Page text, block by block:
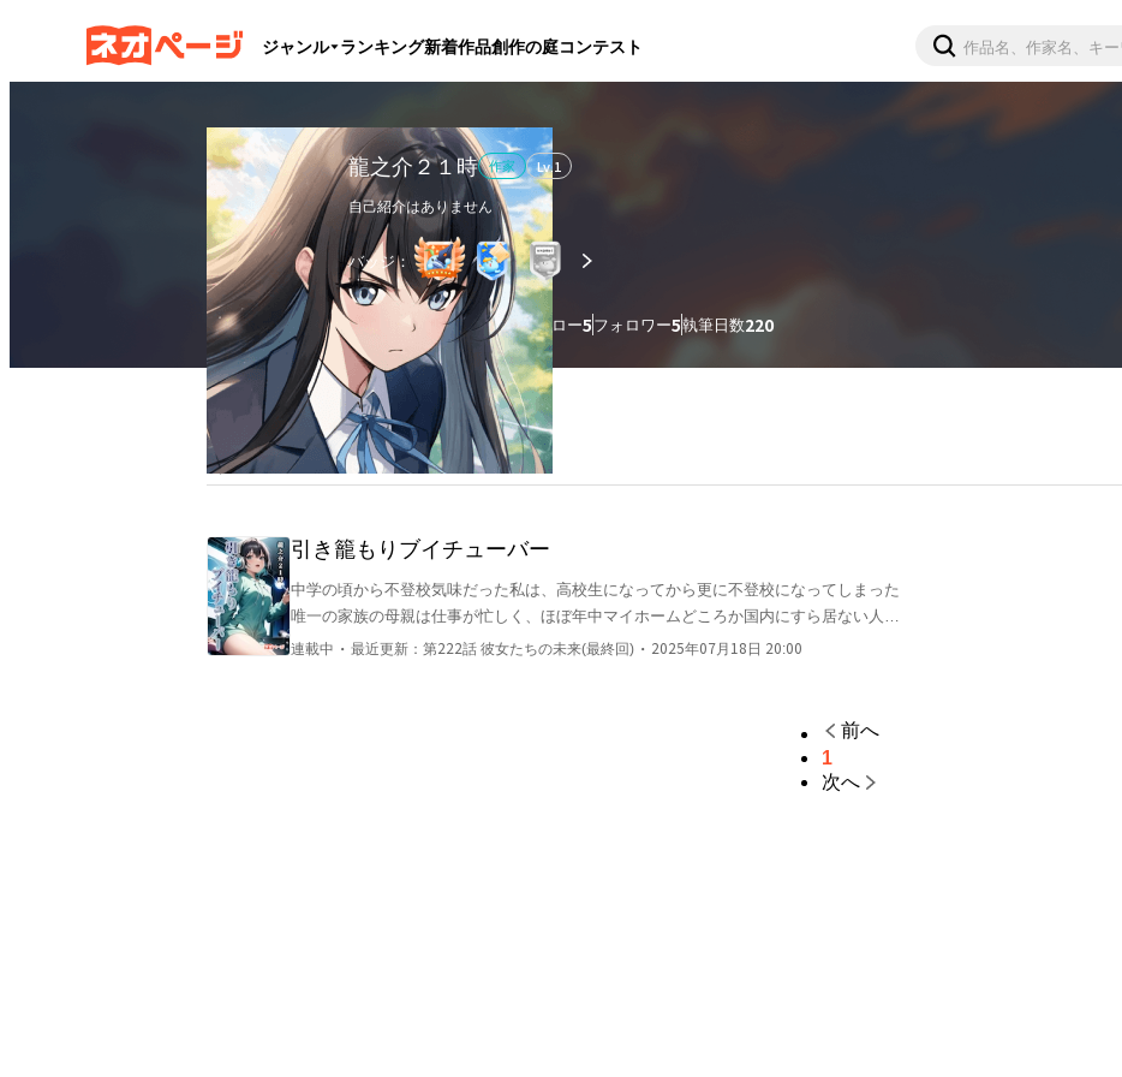
ジャンル ランキング新着作品創作の庭コンテスト
龍之介２１時 作家 Lv.1
自己紹介はありません
バッジ：
作品 執筆文字数 56.2万フォロー5フォロワー5執筆日数220
全作品ブックマーク更新カレンダー
引き籠もりブイチューバー
中学の頃から不登校気味だった私は、高校生になってから更に不登校になってしまった
唯一の家族の母親は仕事が忙しく、ほぼ年中マイホームどころか国内にすら居ない人
同級生で幼なじみでご近所さんの浅宮太一がたまに様子見しに来たりするけど、普通の高校生活には
周囲と馴染もうと努力する亜沙美。学校生活と配信者活動を通じて、交友関係を少しずつ広げていく
連載中 ・ 最近更新： 第222話 彼女たちの未来(最終回) ・ 2025年07月18日 20:00
前へ
1
次へ